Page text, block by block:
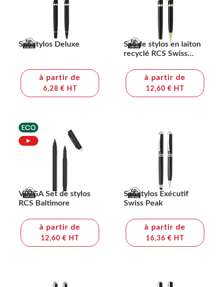
Set stylos Deluxe
à partir de
6,28 € HT
Set de stylos en laiton
recyclé RCS Swiss
à partir de
12,60 € HT
VINGA Set de stylos
RCS Baltimore
à partir de
12,60 € HT
Set stylos Exécutif
Swiss Peak
à partir de
16,36 € HT